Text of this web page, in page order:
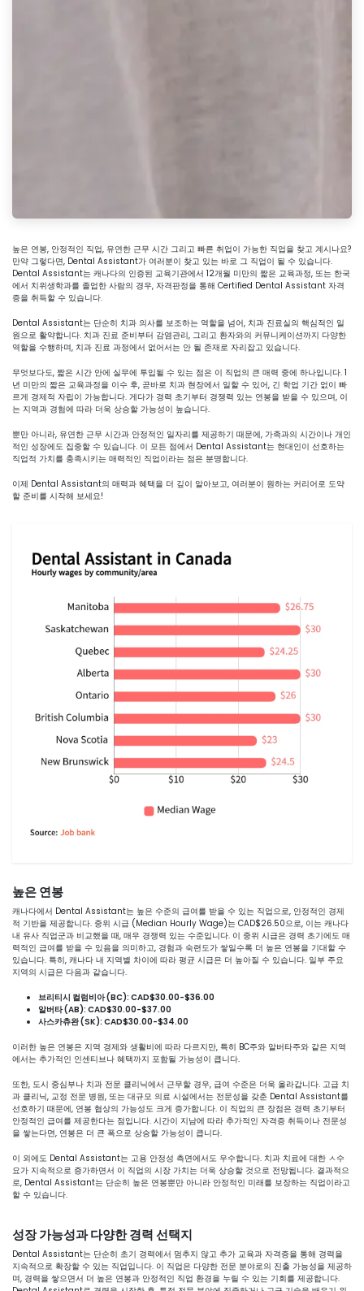
높은 연봉, 안정적인 직업, 유연한 근무 시간 그리고 빠른 취업이 가능한 직업을 찾고 계시나요?
만약 그렇다면, Dental Assistant가 여러분이 찾고 있는 바로 그 직업이 될 수 있습니다.
Dental Assistant는 캐나다의 인증된 교육기관에서 12개월 미만의 짧은 교육과정, 또는 한국
에서 치위생학과를 졸업한 사람의 경우, 자격판정을 통해 Certified Dental Assistant 자격
증을 취득할 수 있습니다.
Dental Assistant는 단순히 치과 의사를 보조하는 역할을 넘어, 치과 진료실의 핵심적인 일
원으로 활약합니다. 치과 진료 준비부터 감염관리, 그리고 환자와의 커뮤니케이션까지 다양한
역할을 수행하며, 치과 진료 과정에서 없어서는 안 될 존재로 자리잡고 있습니다.
무엇보다도, 짧은 시간 안에 실무에 투입될 수 있는 점은 이 직업의 큰 매력 중에 하나입니다. 1
년 미만의 짧은 교육과정을 이수 후, 곧바로 치과 현장에서 일할 수 있어, 긴 학업 기간 없이 빠
르게 경제적 자립이 가능합니다. 게다가 경력 초기부터 경쟁력 있는 연봉을 받을 수 있으며, 이
는 지역과 경험에 따라 더욱 상승할 가능성이 높습니다.
뿐만 아니라, 유연한 근무 시간과 안정적인 일자리를 제공하기 때문에, 가족과의 시간이나 개인
적인 성장에도 집중할 수 있습니다. 이 모든 점에서 Dental Assistant는 현대인이 선호하는
직업적 가치를 충족시키는 매력적인 직업이라는 점은 분명합니다.
이제 Dental Assistant의 매력과 혜택을 더 깊이 알아보고, 여러분이 원하는 커리어로 도약
할 준비를 시작해 보세요!
높은 연봉
캐나다에서 Dental Assistant는 높은 수준의 급여를 받을 수 있는 직업으로, 안정적인 경제
적 기반을 제공합니다. 중위 시급 (Median Hourly Wage)는 CAD$26.50으로, 이는 캐나다
내 유사 직업군과 비교했을 때, 매우 경쟁력 있는 수준입니다. 이 중위 시급은 경력 초기에도 매
력적인 급여를 받을 수 있음을 의미하고, 경험과 숙련도가 쌓일수록 더 높은 연봉을 기대할 수
있습니다. 특히, 캐나다 내 지역별 차이에 따라 평균 시급은 더 높아질 수 있습니다. 일부 주요
지역의 시급은 다음과 같습니다.
브리티시 컬럼비아 (BC): CAD$30.00-$36.00
알버타 (AB): CAD$30.00-$37.00
사스카츄완 (SK): CAD$30.00-$34.00
이러한 높은 연봉은 지역 경제와 생활비에 따라 다르지만, 특히 BC주와 알버타주와 같은 지역
에서는 추가적인 인센티브나 혜택까지 포함될 가능성이 큽니다.
또한, 도시 중심부나 치과 전문 클리닉에서 근무할 경우, 급여 수준은 더욱 올라갑니다. 고급 치
과 클리닉, 교정 전문 병원, 또는 대규모 의료 시설에서는 전문성을 갖춘 Dental Assistant를
선호하기 때문에, 연봉 협상의 가능성도 크게 증가합니다. 이 직업의 큰 장점은 경력 초기부터
안정적인 급여를 제공한다는 점입니다. 시간이 지남에 따라 추가적인 자격증 취득이나 전문성
을 쌓는다면, 연봉은 더 큰 폭으로 상승할 가능성이 큽니다.
이 외에도 Dental Assistant는 고용 안정성 측면에서도 우수합니다. 치과 치료에 대한 ㅅ수
요가 지속적으로 증가하면서 이 직업의 시장 가치는 더욱 상승할 것으로 전망됩니다. 결과적으
로, Dental Assistant는 단순히 높은 연봉뿐만 아니라 안정적인 미래를 보장하는 직업이라고
할 수 있습니다.
성장 가능성과 다양한 경력 선택지
Dental Assistant는 단순히 초기 경력에서 멈추지 않고 추가 교육과 자격증을 통해 경력을
지속적으로 확장할 수 있는 직업입니다. 이 직업은 다양한 전문 분야로의 진출 가능성을 제공하
며, 경력을 쌓으면서 더 높은 연봉과 안정적인 직업 환경을 누릴 수 있는 기회를 제공합니다.